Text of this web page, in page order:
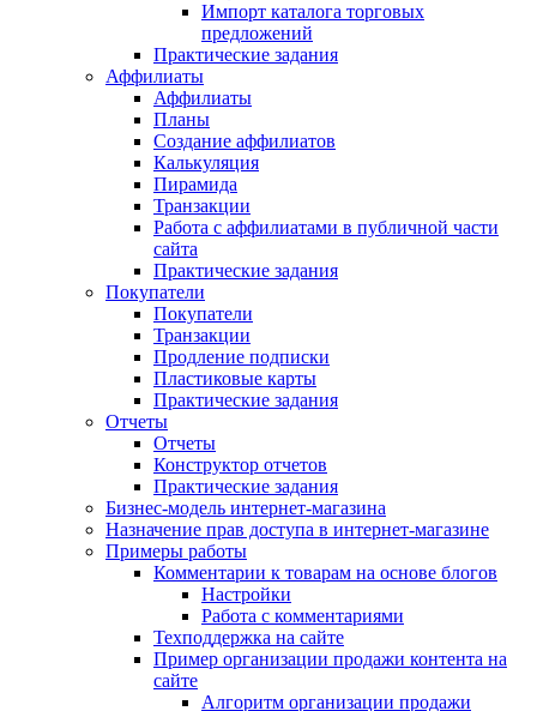
Импорт каталога торговых
предложений
Практические задания
Аффилиаты
Аффилиаты
Планы
Создание аффилиатов
Калькуляция
Пирамида
Транзакции
Работа с аффилиатами в публичной части
сайта
Практические задания
Покупатели
Покупатели
Транзакции
Продление подписки
Пластиковые карты
Практические задания
Отчеты
Отчеты
Конструктор отчетов
Практические задания
Бизнес-модель интернет-магазина
Назначение прав доступа в интернет-магазине
Примеры работы
Комментарии к товарам на основе блогов
Настройки
Работа с комментариями
Техподдержка на сайте
Пример организации продажи контента на
сайте
Алгоритм организации продажи